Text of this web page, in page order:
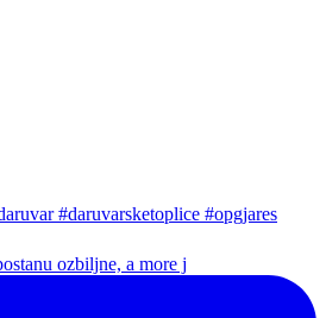
ozbiljne, a more j